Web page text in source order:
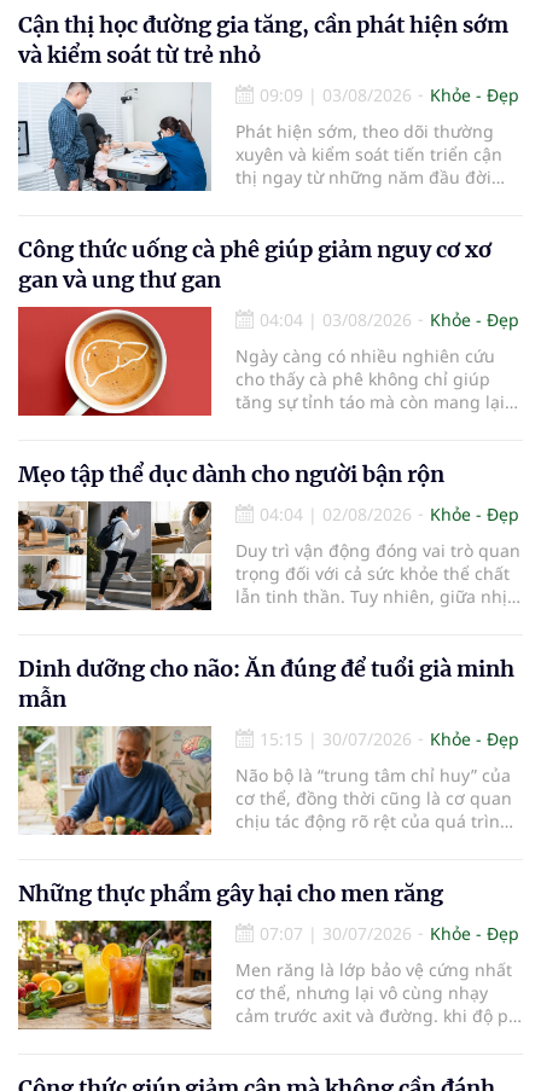
Cận thị học đường gia tăng, cần phát hiện sớm
và kiểm soát từ trẻ nhỏ
09:09 | 03/08/2026
Khỏe - Đẹp
Phát hiện sớm, theo dõi thường
xuyên và kiểm soát tiến triển cận
thị ngay từ những năm đầu đời
trẻ. Đây cũng là định hướng của
Trung tâm Nhãn nhi và Kiểm soát
Đô đưa vào hoạt động ngày 1/8.
Công thức uống cà phê giúp giảm nguy cơ xơ
gan và ung thư gan
04:04 | 03/08/2026
Khỏe - Đẹp
Ngày càng có nhiều nghiên cứu
cho thấy cà phê không chỉ giúp
tăng sự tỉnh táo mà còn mang lại
đóng vai trò lọc độc tố, chuyển hóa
thuốc và dự trữ nhiều vitamin,
khoáng chất thiết yếu nhưng cũng
rất dễ bị tổn thương…
Mẹo tập thể dục dành cho người bận rộn
04:04 | 02/08/2026
Khỏe - Đẹp
Duy trì vận động đóng vai trò quan
trọng đối với cả sức khỏe thể chất
lẫn tinh thần. Tuy nhiên, giữa nhịp
cho các hoạt động tập luyện
thường trở thành một thách thức
Dinh dưỡng cho não: Ăn đúng để tuổi già minh
mẫn
15:15 | 30/07/2026
Khỏe - Đẹp
Não bộ là “trung tâm chỉ huy” của
cơ thể, đồng thời cũng là cơ quan
chịu tác động rõ rệt của quá trình
mạnh, có thể góp phần bảo vệ tế
bào thần kinh, duy trì trí nhớ và
giúp NCT sống minh mẫn, tự chủ
lâu hơn.
Những thực phẩm gây hại cho men răng
07:07 | 30/07/2026
Khỏe - Đẹp
Men răng là lớp bảo vệ cứng nhất
cơ thể, nhưng lại vô cùng nhạy
cảm trước axit và đường. khi độ pH
đường cho vi khuẩn tấn công và